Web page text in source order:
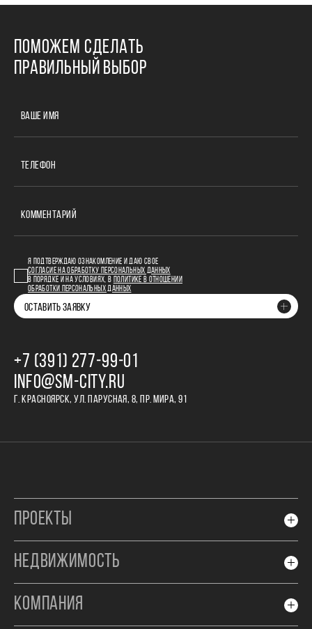
ПОМОЖЕМ СДЕЛАТЬ
ПРАВИЛЬНЫЙ ВЫБОР
ВАШЕ ИМЯ
ТЕЛЕФОН
КОММЕНТАРИЙ
Я ПОДТВЕРЖДАЮ ОЗНАКОМЛЕНИЕ И ДАЮ СВОЕ
СОГЛАСИЕ НА ОБРАБОТКУ ПЕРСОНАЛЬНЫХ ДАННЫХ
В ПОРЯДКЕ И НА УСЛОВИЯХ, В
ПОЛИТИКЕ В ОТНОШЕНИИ
ОБРАБОТКИ ПЕРСОНАЛЬНЫХ ДАННЫХ
ОСТАВИТЬ ЗАЯВКУ
+7 (391) 277‒99‒01
INFO@SM-CITY.RU
Г. КРАСНОЯРСК, УЛ. ПАРУСНАЯ, 8, ПР. МИРА, 91
ПРОЕКТЫ
НЕДВИЖИМОСТЬ
КОМПАНИЯ